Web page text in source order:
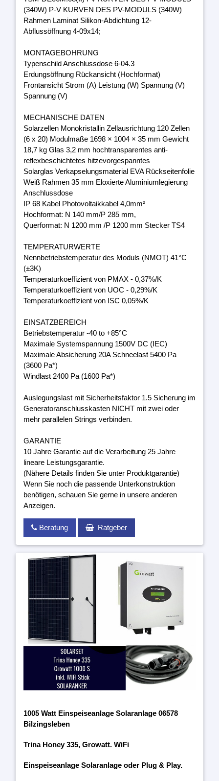
(340W) P-V KURVEN DES PV-MODULS (340W)
Rahmen Laminat Silikon-Abdichtung 12-
Abflussöffnung 4-09x14;
MONTAGEBOHRUNG
Typenschild Anschlussdose 6-04.3
Erdungsöffnung Rückansicht (Hochformat)
Frontansicht Strom (A) Leistung (W) Spannung (V)
Spannung (V)
MECHANISCHE DATEN
Solarzellen Monokristallin Zellausrichtung 120 Zellen
(6 x 20) Modulmaße 1698 × 1004 × 35 mm Gewicht
18,7 kg Glas 3,2 mm hochtransparentes anti-
reflexbeschichtetes hitzevorgespanntes
Solarglas Verkapselungsmaterial EVA Rückseitenfolie
Weiß Rahmen 35 mm Eloxierte Aluminiumlegierung
Anschlussdose
IP 68 Kabel Photovoltaikkabel 4,0mm²
Hochformat: N 140 mm/P 285 mm,
Querformat: N 1200 mm /P 1200 mm Stecker TS4
TEMPERATURWERTE
Nennbetriebstemperatur des Moduls (NMOT) 41°C
(±3K)
Temperaturkoeffizient von PMAX - 0,37%/K
Temperaturkoeffizient von UOC - 0,29%/K
Temperaturkoeffizient von ISC 0,05%/K
EINSATZBEREICH
Betriebstemperatur -40 to +85°C
Maximale Systemspannung 1500V DC (IEC)
Maximale Absicherung 20A Schneelast 5400 Pa
(3600 Pa*)
Windlast 2400 Pa (1600 Pa*)
Auslegungslast mit Sicherheitsfaktor 1.5 Sicherung im
Generatoranschlusskasten NICHT mit zwei oder
mehr parallelen Strings verbinden.
GARANTIE
10 Jahre Garantie auf die Verarbeitung 25 Jahre
lineare Leistungsgarantie.
(Nähere Details finden Sie unter Produktgarantie)
Wenn Sie noch die passende Unterkonstruktion
benötigen, schauen Sie gerne in unsere anderen
Anzeigen.
Beratung Ratgeber
1005 Watt Einspeiseanlage Solaranlage 06578
Bilzingsleben
Trina Honey 335, Growatt. WiFi
Einspeiseanlage Solaranlage oder Plug & Play.